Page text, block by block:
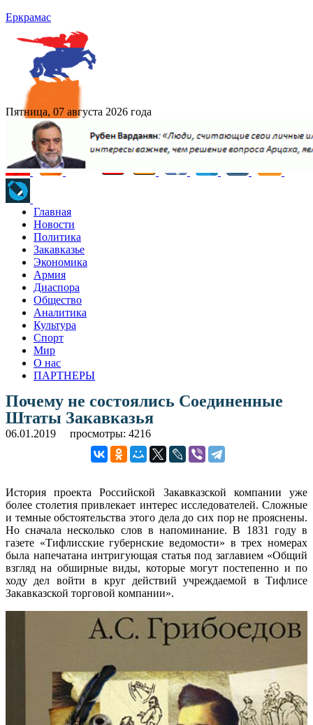
Еркрамас
Пятница, 07 августа 2026 года
Главная
Новости
Политика
Закавказье
Экономика
Армия
Диаспора
Общество
Аналитика
Культура
Спорт
Мир
О нас
ПАРТНЕРЫ
Почему не состоялись Соединенные
Штаты Закавказья
06.01.2019 просмотры: 4216
История проекта Российской Закавказской компании уже
более столетия привлекает интерес исследователей. Сложные
и темные обстоятельства этого дела до сих пор не прояснены.
Но сначала несколько слов в напоминание. В 1831 году в
газете «Тифлисские губернские ведомости» в трех номерах
была напечатана интригующая статья под заглавием «Общий
взгляд на обширные виды, которые могут постепенно и по
ходу дел войти в круг действий учреждаемой в Тифлисе
Закавказской торговой компании».